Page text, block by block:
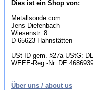
Dies ist ein Shop von:
Metallsonde.com
Jens Diefenbach
Wiesenstr. 8
D-65623 Hahnstätten
USt-ID gem. §27a UStG:
WEEE-Reg.-Nr. DE
Über uns / about us